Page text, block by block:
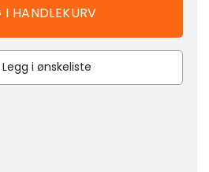
Legg i ønskeliste